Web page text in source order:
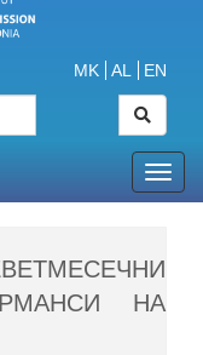
MK AL EN
НА